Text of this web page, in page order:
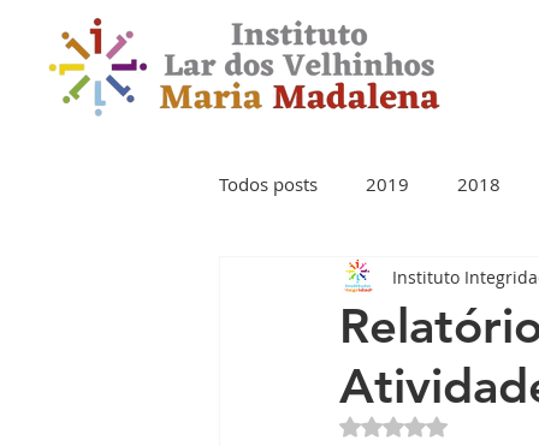
Todos posts 2019 2018
Instituto
Avaliado com